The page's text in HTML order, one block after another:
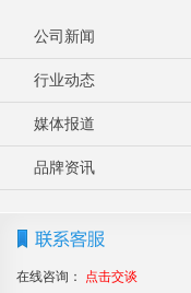
公司新闻
行业动态
媒体报道
品牌资讯
在线咨询：
点击交谈